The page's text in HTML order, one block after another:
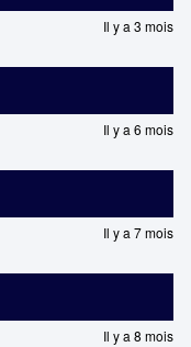
Il y a 3 mois
Il y a 6 mois
Il y a 7 mois
Il y a 8 mois